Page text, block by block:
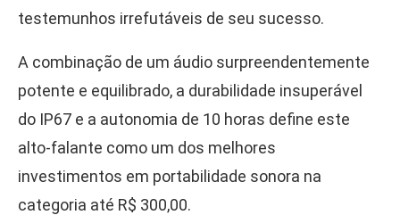
testemunhos irrefutáveis de seu sucesso.
A combinação de um áudio surpreendentemente
potente e equilibrado, a durabilidade insuperável
do IP67 e a autonomia de 10 horas define este
alto-falante como um dos melhores
investimentos em portabilidade sonora na
categoria até R$ 300,00.